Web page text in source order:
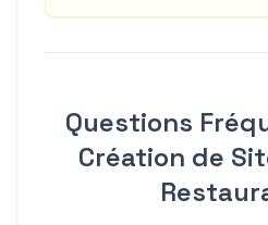
Questions
Création de